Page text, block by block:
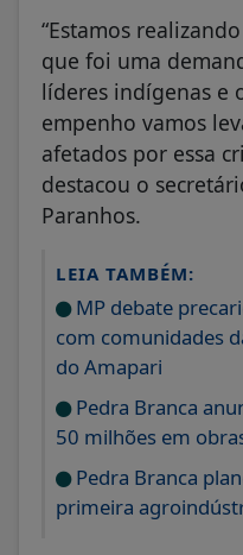
“Estamos
que foi uma
líderes indígenas e
empenho vamos
afetados por essa
destacou o
Paranhos.
LEIA TAMBÉM:
MP debate
com comunidades
do Amapari
Pedra Branca
50 milhões em
Pedra Branca
primeira